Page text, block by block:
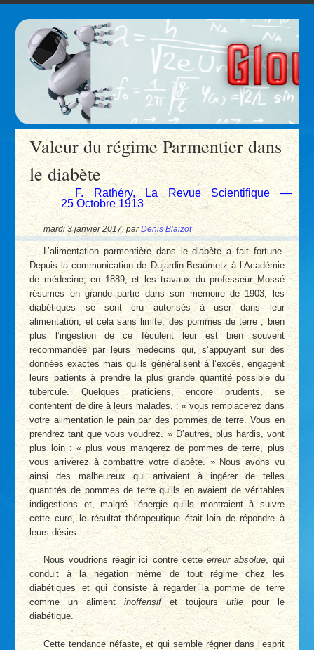
Valeur du régime Parmentier dans
le diabète
F. Rathéry, La Revue Scientifique —
25 Octobre 1913
mardi 3 janvier 2017,parDenis Blaizot
L’alimentation parmentière dans le diabète a fait fortune.
Depuis la communication de Dujardin-Beaumetz à l’Académie
de médecine, en 1889, et les travaux du professeur Mossé
résumés en grande partie dans son mémoire de 1903, les
diabétiques se sont cru autorisés à user dans leur
alimentation, et cela sans limite, des pommes de terre ; bien
plus l’ingestion de ce féculent leur est bien souvent
recommandée par leurs médecins qui, s’appuyant sur des
données exactes mais qu’ils généralisent à l’excès, engagent
leurs patients à prendre la plus grande quantité possible du
tubercule. Quelques praticiens, encore prudents, se
contentent de dire à leurs malades, : « vous remplacerez dans
votre alimentation le pain par des pommes de terre. Vous en
prendrez tant que vous voudrez. » D’autres, plus hardis, vont
plus loin : « plus vous mangerez de pommes de terre, plus
vous arriverez à combattre votre diabète. » Nous avons vu
ainsi des malheureux qui arrivaient à ingérer de telles
quantités de pommes de terre qu’ils en avaient de véritables
indigestions et, malgré l’énergie qu’ils montraient à suivre
cette cure, le résultat thérapeutique était loin de répondre à
leurs désirs.
Nous voudrions réagir ici contre cetteerreur absolue, qui
conduit à la négation même de tout régime chez les
diabétiques et qui consiste à regarder la pomme de terre
comme un alimentinoffensifet toujoursutilepour le
diabétique.
Cette tendance néfaste, et qui semble régner dans l’esprit